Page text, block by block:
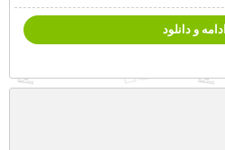
ادامه و دانلود